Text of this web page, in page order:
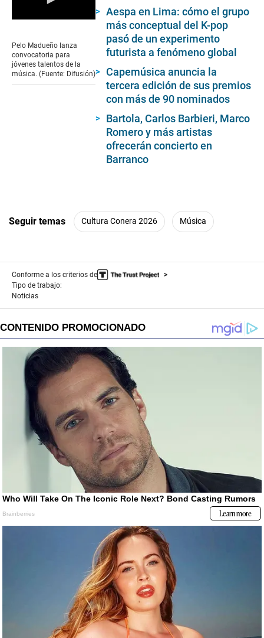
of
1
minute,
38
seconds
Pelo Madueño lanza
convocatoria para
jóvenes talentos de la
música. (Fuente: Difusión)
Aespa en Lima: cómo el grupo
más conceptual del K-pop
pasó de un experimento
futurista a fenómeno global
Capemúsica anuncia la
tercera edición de sus premios
con más de 90 nominados
Bartola, Carlos Barbieri, Marco
Romero y más artistas
ofrecerán concierto en
Barranco
Seguir temas Cultura Conera 2026 Música
Conforme a los criterios de
Tipo de trabajo:
Noticias